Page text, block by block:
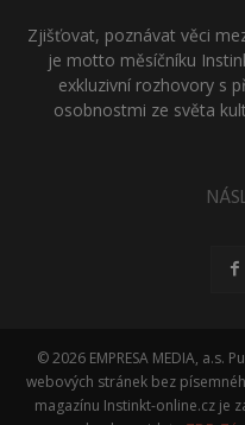
Zjišťovat, poznávat věci
je motto měsíčníku
exkluzivní rozhovory s
osobnostmi ze světa
© 2026 EMPRESA MEDIA,
webových stránek bez
magazínu Instinkt-online.cz je